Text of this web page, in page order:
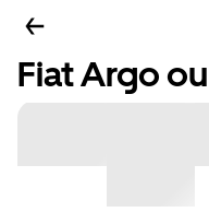
Fiat Argo